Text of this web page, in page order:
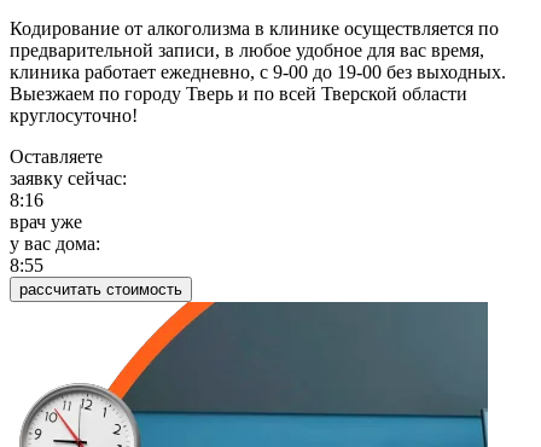
Кодирование от алкоголизма в клинике осуществляется по
предварительной записи, в любое удобное для вас время,
клиника работает ежедневно, с 9-00 до 19-00 без выходных.
Выезжаем по городу Тверь и по всей Тверской области
круглосуточно!
Оставляете
заявку сейчас:
8:16
врач уже
у вас дома:
8:55
рассчитать стоимость